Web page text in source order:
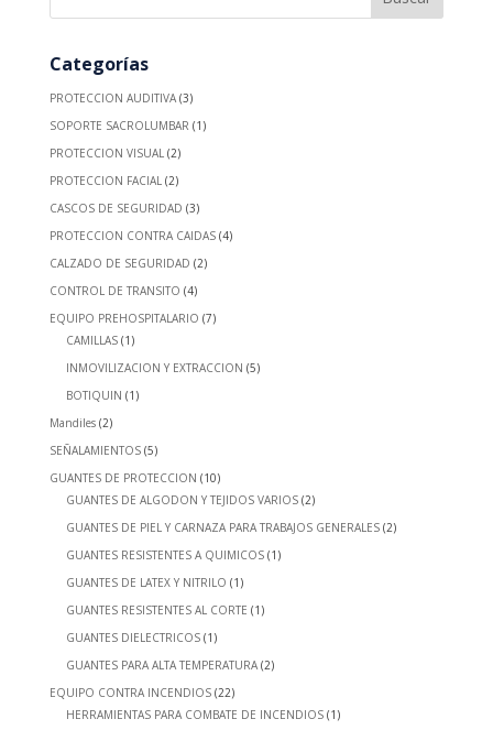
Categorías
PROTECCION AUDITIVA (3)
SOPORTE SACROLUMBAR (1)
PROTECCION VISUAL (2)
PROTECCION FACIAL (2)
CASCOS DE SEGURIDAD (3)
PROTECCION CONTRA CAIDAS (4)
CALZADO DE SEGURIDAD (2)
CONTROL DE TRANSITO (4)
EQUIPO PREHOSPITALARIO (7)
CAMILLAS (1)
INMOVILIZACION Y EXTRACCION (5)
BOTIQUIN (1)
Mandiles (2)
SEÑALAMIENTOS (5)
GUANTES DE PROTECCION (10)
GUANTES DE ALGODON Y TEJIDOS VARIOS (2)
GUANTES DE PIEL Y CARNAZA PARA TRABAJOS GENERALES (2)
GUANTES RESISTENTES A QUIMICOS (1)
GUANTES DE LATEX Y NITRILO (1)
GUANTES RESISTENTES AL CORTE (1)
GUANTES DIELECTRICOS (1)
GUANTES PARA ALTA TEMPERATURA (2)
EQUIPO CONTRA INCENDIOS (22)
HERRAMIENTAS PARA COMBATE DE INCENDIOS (1)